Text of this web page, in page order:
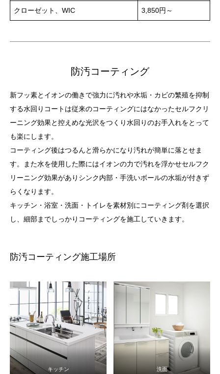
クローゼット、WIC 3,850円～
防汚コーティング
新フッ素とイオンの働きで強力に汚れや水垢・カビの繁殖を抑制
する水回りコートは従来のコーティングにはなかったセルフクリ
ーニング効果と控えめな光沢をつくり水回りのお手入れをとって
も楽にします。
コーティング後はつるんと滑らかになり汚れが簡単に落とせま
す。また水を使用した際にはイオンの力で汚れを浮かせセルフク
リーニング効果がありシンク内部・手洗いボールの水垢が付きず
らくなります。
キッチン・浴室・洗面・トイレを素材別にコーティング剤を選択
し、細部までしっかりコーティングを施工していきます。
防汚コーティング施工場所
キッチン 洗面